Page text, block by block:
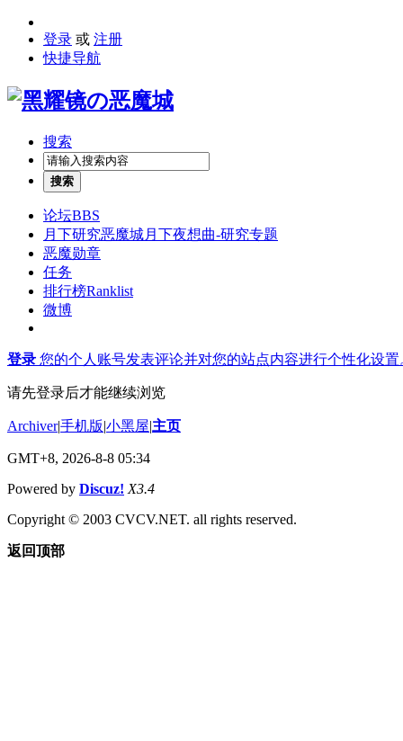
登录 或 注册
快捷导航
搜索
搜索
论坛BBS
月下研究恶魔城月下夜想曲-研究专题
恶魔勋章
任务
排行榜Ranklist
微博
登录 您的个人账号发表评论并对您的站点内容进行个性化设置
请先登录后才能继续浏览
Archiver|手机版|小黑屋|主页
GMT+8, 2026-8-8 05:34
Powered by Discuz! X3.4
Copyright © 2003 CVCV.NET. all rights reserved.
返回顶部